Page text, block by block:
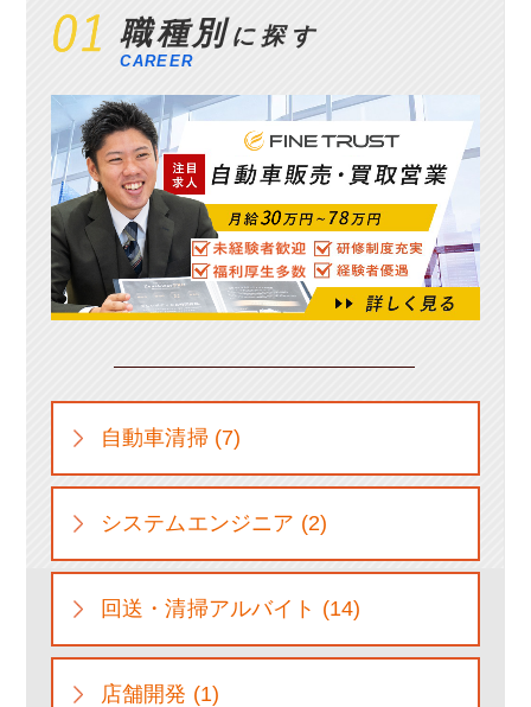
職種別に探す
CAREER
自動車清掃 (7)
システムエンジニア (2)
回送・清掃アルバイト (14)
店舗開発 (1)